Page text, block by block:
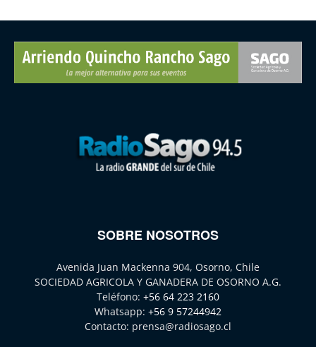
SOBRE NOSOTROS
Avenida Juan Mackenna 904, Osorno, Chile
SOCIEDAD AGRICOLA Y GANADERA DE OSORNO A.G.
Teléfono: +56 64 223 2160
Whatsapp: +56 9 57244942
Contacto: prensa@radiosago.cl